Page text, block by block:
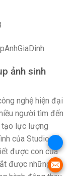
ảnh sinh
nghệ hiện đại
người tìm đến
tạo lực lượng
của Studio thì
được con của
được những